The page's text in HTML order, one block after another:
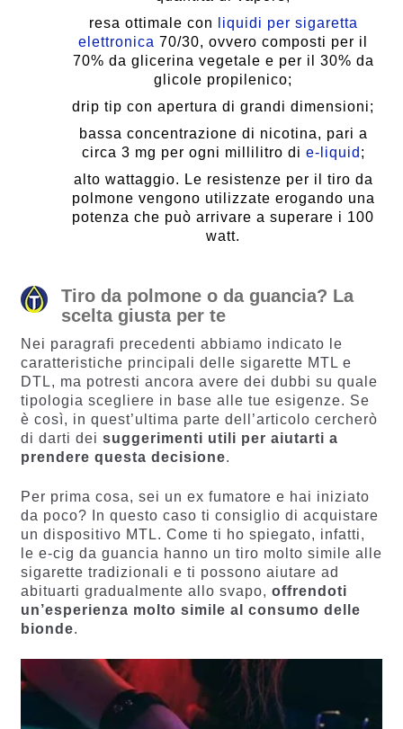
resa ottimale con
liquidi per sigaretta
elettronica 70/30, ovvero composti per il
70% da glicerina vegetale e per il 30% da
glicole propilenico;
drip tip con apertura di grandi dimensioni;
bassa concentrazione di nicotina, pari a
circa 3 mg per ogni millilitro di e-liquid ;
alto wattaggio. Le resistenze per il tiro da
polmone vengono utilizzate erogando una
potenza che può arrivare a superare i 100
watt.
Tiro da polmone o da guancia? La
scelta giusta per te
Nei paragrafi precedenti abbiamo indicato le
caratteristiche principali delle sigarette MTL e
DTL, ma potresti ancora avere dei dubbi su quale
tipologia scegliere in base alle tue esigenze. Se
è così, in quest’ultima parte dell’articolo cercherò
di darti dei suggerimenti utili per aiutarti a
prendere questa decisione.
Per prima cosa, sei un ex fumatore e hai iniziato
da poco? In questo caso ti consiglio di acquistare
un dispositivo MTL. Come ti ho spiegato, infatti,
le e-cig da guancia hanno un tiro molto simile alle
sigarette tradizionali e ti possono aiutare ad
abituarti gradualmente allo svapo, offrendoti
un’esperienza molto simile al consumo delle
bionde.